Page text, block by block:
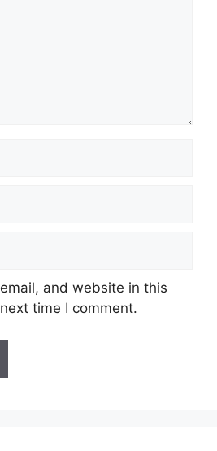
and website in this
time I comment.